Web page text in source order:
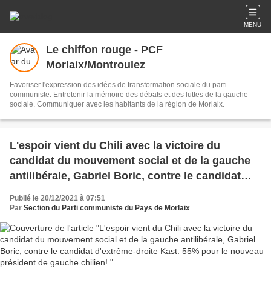
MENU
Le chiffon rouge - PCF
Morlaix/Montroulez
Favoriser l'expression des idées de transformation sociale du parti
communiste. Entretenir la mémoire des débats et des luttes de la gauche
sociale. Communiquer avec les habitants de la région de Morlaix.
L'espoir vient du Chili avec la victoire du
candidat du mouvement social et de la gauche
antilibérale, Gabriel Boric, contre le candidat
d'extrême-droite Kast: 55% pour le nouveau
président de gauche chilien!
Publié le 20/12/2021 à 07:51
Par Section du Parti communiste du Pays de Morlaix